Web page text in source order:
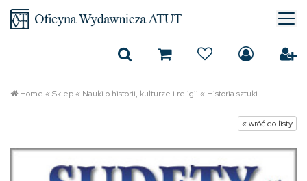
Home «Sklep« Nauki o historii, kulturze i religii « Historia sztuki
« wróć do listy